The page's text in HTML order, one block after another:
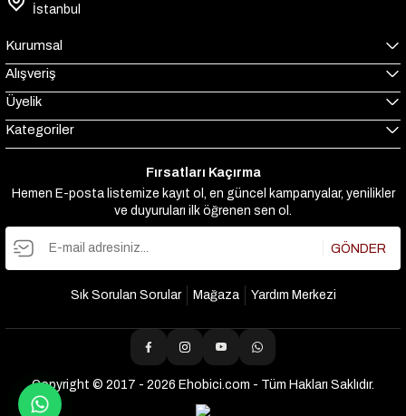
İstanbul
Kurumsal
Alışveriş
Üyelik
Kategoriler
Fırsatları Kaçırma
Hemen E-posta listemize kayıt ol, en güncel kampanyalar, yenilikler
ve duyuruları ilk öğrenen sen ol.
GÖNDER
Sık Sorulan Sorular Mağaza Yardım Merkezi
Copyright © 2017 - 2026 Ehobici.com - Tüm Hakları Saklıdır.